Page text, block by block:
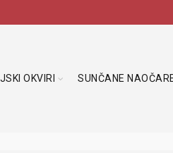
OKVIRI SUNČANE